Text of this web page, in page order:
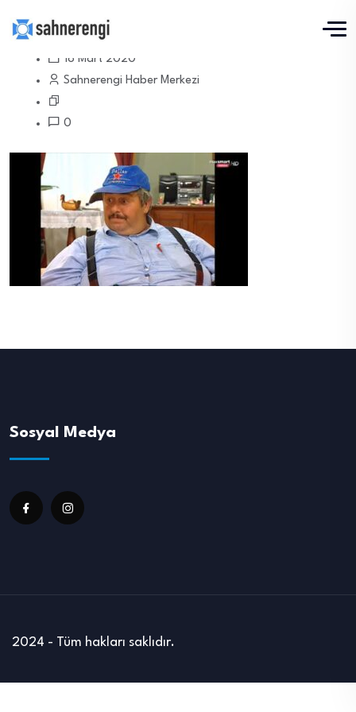
18 Mart 2020
Sahnerengi Haber Merkezi
0
Sosyal Medya
2024 - Tüm hakları saklıdır.